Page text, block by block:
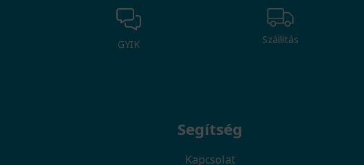
GYIK Szállítás
Segítség
Kapcsolat